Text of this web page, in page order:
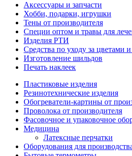
Аксессуары и запчасти
Хобби, подарки, игрушки
Тены от производителя
Специи оптом и травы для
Изделия РТИ
Средства по уходу за цветами
Изготовление шильдов
Печать наклеек
Пластиковые изделия
Резинотехнические изделия
Обогреватели-картины от
Проволока от производителя
Фасовочное и упаковочное
Медицина
Латексные перчатки
Оборудования для